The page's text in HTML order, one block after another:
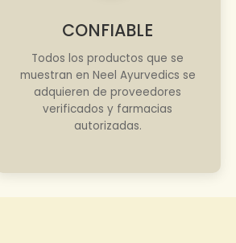
CONFIABLE
Todos los productos que se
muestran en Neel Ayurvedics se
adquieren de proveedores
verificados y farmacias
autorizadas.